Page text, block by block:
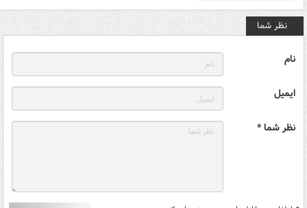
نظر شما
نام
ایمیل
نظر شما *